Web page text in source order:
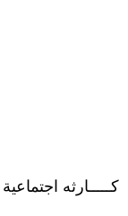
كـــــارثه اجتماعية